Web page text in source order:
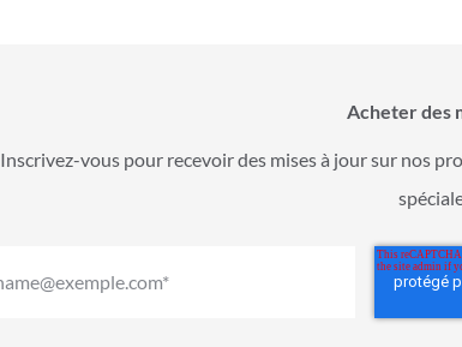
Acheter des
Inscrivez-vous pour recevoir des mises à jour sur nos